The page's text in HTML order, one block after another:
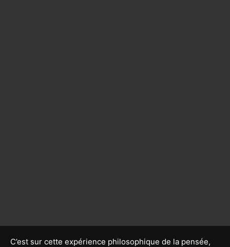
C’est sur cette expérience philosophique de la pensée,